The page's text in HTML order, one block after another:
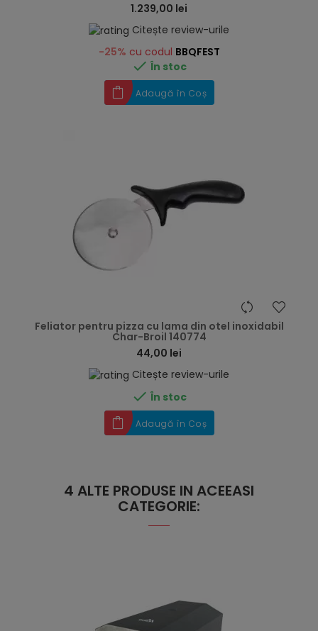
1.239,00 lei
Citește review-urile
-25% cu codul BBQFEST
 În stoc
Adaugă în Coș
Feliator pentru pizza cu lama din otel inoxidabil
Char-Broil 140774
44,00 lei
Citește review-urile
 În stoc
Adaugă în Coș
4 ALTE PRODUSE IN ACEEASI
CATEGORIE: